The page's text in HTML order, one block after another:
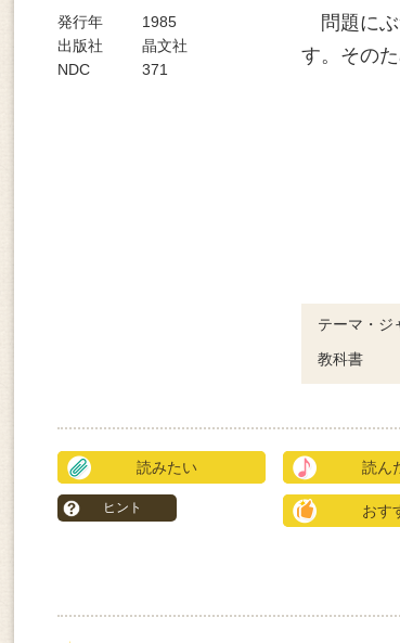
発行年
1985
出版社
晶文社
NDC
371
問題にぶ
す。その
テーマ・ジ
教科書
読みたい 読ん
ヒント おす